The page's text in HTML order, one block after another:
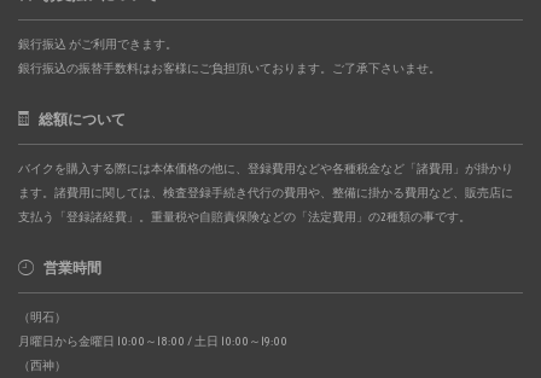
銀行振込 がご利用できます。
銀行振込の振替手数料はお客様にご負担頂いております。ご了承下さいませ。
総額について
バイクを購入する際には本体価格の他に、登録費用などや各種税金など「諸費用」が掛かり
ます。諸費用に関しては、検査登録手続き代行の費用や、整備に掛かる費用など、販売店に
支払う「登録諸経費」。重量税や自賠責保険などの「法定費用」の2種類の事です。
営業時間
（明石）
月曜日から金曜日 10:00～18:00 / 土日 10:00～19:00
（西神）